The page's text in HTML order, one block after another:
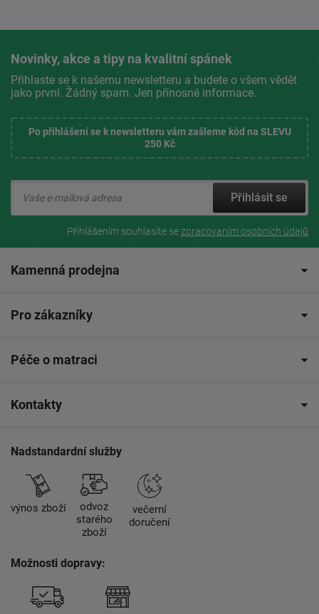
Novinky, akce a tipy na kvalitní spánek
Přihlaste se k našemu newsletteru a budete o všem vědět
jako první. Žádný spam. Jen přínosné informace.
Po přihlášení se k newsletteru vám zašleme kód na SLEVU
250 Kč
Přihlásit se
Přihlášením souhlasíte sezpracovaním osobních údajů
Kamenná prodejna
Pro zákazníky
Péče o matraci
Kontakty
Nadstandardní služby
výnos zboží
odvoz
starého
zboží
večerní
doručení
Možnosti dopravy: